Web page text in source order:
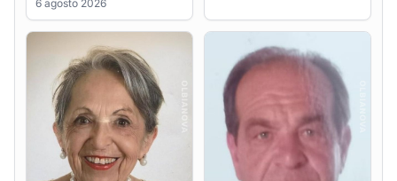
Maria Teresa Floris ved.
6 agosto 2026
Renzo Murrai
5 agosto 2026